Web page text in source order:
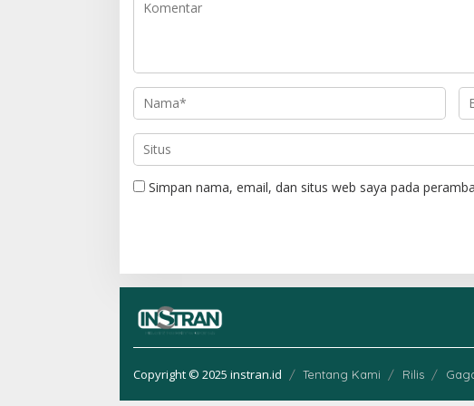
i
s
Simpan nama, email, dan situs web saya pada
Copyright © 2025 instran.id Tentang Kami Rilis